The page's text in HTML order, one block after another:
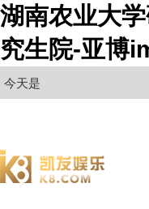
湖南农业大
究生院-亚博
今天是